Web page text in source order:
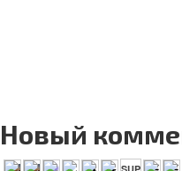
Новый